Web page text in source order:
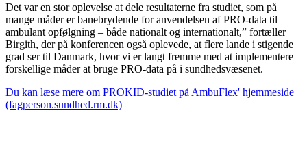
Det var en stor oplevelse at dele resultaterne fra studiet, som på
mange måder er banebrydende for anvendelsen af PRO-data til
ambulant opfølgning – både nationalt og internationalt,” fortæller
Birgith, der på konferencen også oplevede, at flere lande i stigende
grad ser til Danmark, hvor vi er langt fremme med at implementere
forskellige måder at bruge PRO-data på i sundhedsvæsenet.
Du kan læse mere om PROKID-studiet på AmbuFlex' hjemmeside
(fagperson.sundhed.rm.dk)